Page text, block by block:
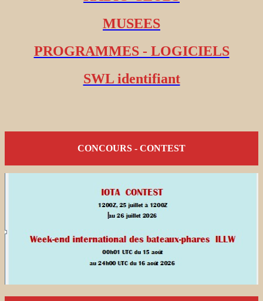
MUSEES
PROGRAMMES - LOGICIELS
SWL identifiant
CONCOURS - CONTEST